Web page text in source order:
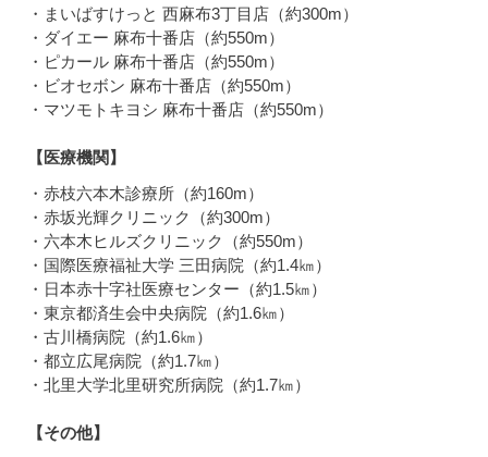
・まいばすけっと 西麻布3丁目店（約300m）
・ダイエー 麻布十番店（約550m）
・ピカール 麻布十番店（約550m）
・ビオセボン 麻布十番店（約550m）
・マツモトキヨシ 麻布十番店（約550m）
【医療機関】
・赤枝六本木診療所（約160m）
・赤坂光輝クリニック（約300m）
・六本木ヒルズクリニック（約550m）
・国際医療福祉大学 三田病院（約1.4㎞）
・日本赤十字社医療センター（約1.5㎞）
・東京都済生会中央病院（約1.6㎞）
・古川橋病院（約1.6㎞）
・都立広尾病院（約1.7㎞）
・北里大学北里研究所病院（約1.7㎞）
【その他】